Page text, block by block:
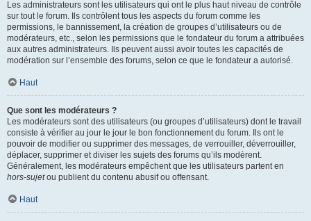
Les administrateurs sont les utilisateurs qui ont le plus haut niveau de contrôle
sur tout le forum. Ils contrôlent tous les aspects du forum comme les
permissions, le bannissement, la création de groupes d’utilisateurs ou de
modérateurs, etc., selon les permissions que le fondateur du forum a attribuées
aux autres administrateurs. Ils peuvent aussi avoir toutes les capacités de
modération sur l’ensemble des forums, selon ce que le fondateur a autorisé.
Haut
Que sont les modérateurs ?
Les modérateurs sont des utilisateurs (ou groupes d’utilisateurs) dont le travail
consiste à vérifier au jour le jour le bon fonctionnement du forum. Ils ont le
pouvoir de modifier ou supprimer des messages, de verrouiller, déverrouiller,
déplacer, supprimer et diviser les sujets des forums qu’ils modèrent.
Généralement, les modérateurs empêchent que les utilisateurs partent en
hors-sujetou publient du contenu abusif ou offensant.
Haut